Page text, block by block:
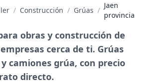
/ Construcción / Grúas /
Jaen
provincia
obras y construcción de
cerca de ti. Grúas
camiones grúa, con precio
directo.